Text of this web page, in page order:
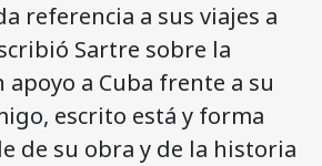
referencia a sus viajes a
Sartre sobre la
apoyo a Cuba frente a su
escrito está y forma
de su obra y de la historia